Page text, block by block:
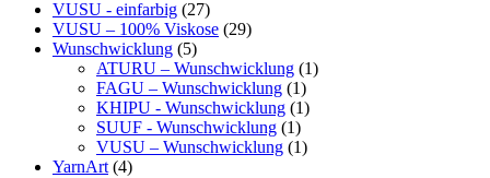
VUSU - einfarbig (27)
VUSU – 100% Viskose (29)
Wunschwicklung (5)
ATURU – Wunschwicklung (1)
FAGU – Wunschwicklung (1)
KHIPU - Wunschwicklung (1)
SUUF - Wunschwicklung (1)
VUSU – Wunschwicklung (1)
YarnArt (4)